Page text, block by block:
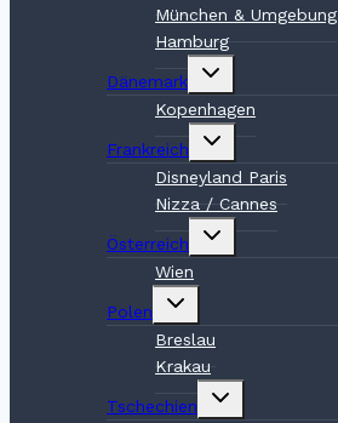
München & Umgebung
Hamburg
Dänemark
Untermenü
Kopenhagen
Frankreich
Untermenü
Disneyland Paris
Nizza / Cannes
Österreich
Untermenü
Wien
Polen
Untermenü
Breslau
Krakau
Tschechien
Untermenü